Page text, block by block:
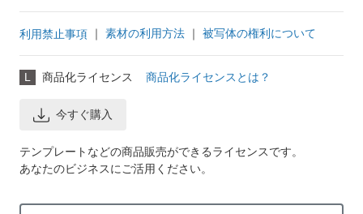
利用禁止事項 ｜ 素材の利用方法 ｜ 被写体の権利について
L 商品化ライセンス 商品化ライセンスとは？
今すぐ購入
テンプレートなどの商品販売ができるライセンスです。
あなたのビジネスにご活用ください。